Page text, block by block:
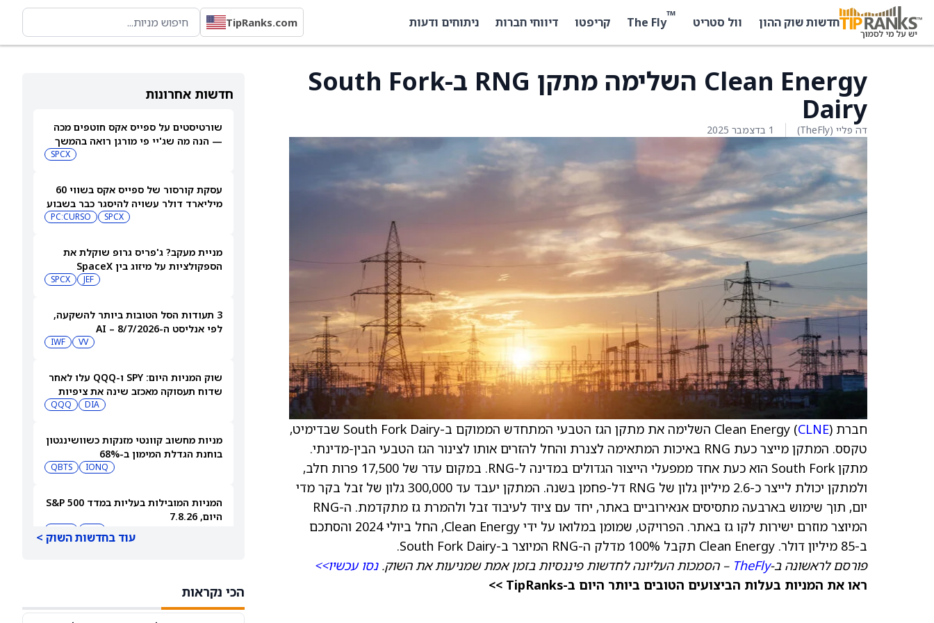
חדשות שוק ההון וול סטריט ™
The Fly קריפטו דיווחי חברות ניתוחים ודעות TipRanks.com
חדשות אחרונות
שורטיסטים על ספייס אקס חוטפים מכה
— הנה מה שג'יי פי מורגן רואה בהמשך
SPCX
עסקת קורסור של ספייס אקס בשווי 60
מיליארד דולר עשויה להיסגר כבר בשבוע
SPCX
PC:CURSO
מניית מעקב? ג'פריס גרופ שוקלת את
הספקולציות על מיזוג בין SpaceX
JEF
SPCX
3 תעודות הסל הטובות ביותר להשקעה,
לפי אנליסט ה-AI – 8/7/2026
VV
IWF
שוק המניות היום: SPY ו-QQQ עלו לאחר
שדוח תעסוקה מאכזב שינה את ציפיות
DIA
QQQ
מניות מחשוב קוונטי מזנקות כשוושינגטון
בוחנת הגדלת המימון ב-68%
IONQ
QBTS
המניות המובילות בעליות במדד S&P 500
היום, 7.8.26
(NASDAQ:PSKY) עלתה בכל זאת
עוד בחדשות השוק >
הכי נקראות
Clean Energy השלימה מתקן RNG ב-South Fork
Dairy
דה פליי (TheFly) 1 בדצמבר 2025
חברת Clean Energy ( CLNE
) השלימה את מתקן הגז הטבעי המתחדש הממוקם ב-South Fork Dairy שבדימיט,
טקסס. המתקן מייצר כעת RNG באיכות המתאימה לצנרת והחל להזרים אותו לצינור הגז הטבעי הבין-מדינתי.
מתקן South Fork הוא כעת אחד ממפעלי הייצור הגדולים במדינה ל-RNG. במקום עדר של 17,500 פרות חלב,
ולמתקן יכולת לייצר כ-2.6 מיליון גלון של RNG דל-פחמן בשנה. המתקן יעבד עד 300,000 גלון של זבל בקר מדי
יום, תוך שימוש בארבעה מתסיסים אנאירוביים באתר, יחד עם ציוד לעיבוד זבל ולהמרת גז מתקדמת. ה-RNG
המיוצר מוזרם ישירות לקו גז באתר. הפרויקט, שמומן במלואו על ידי Clean Energy, החל ביולי 2024 והסתכם
ב-85 מיליון דולר. Clean Energy תקבל 100% מדלק ה-RNG המיוצר ב-South Fork Dairy.
פורסם לראשונה ב-TheFly – הסמכות העליונה לחדשות פיננסיות בזמן אמת שמניעות את השוק.נסו עכשיו>>
ראו את המניות בעלות הביצועים הטובים ביותר היום ב-TipRanks >>